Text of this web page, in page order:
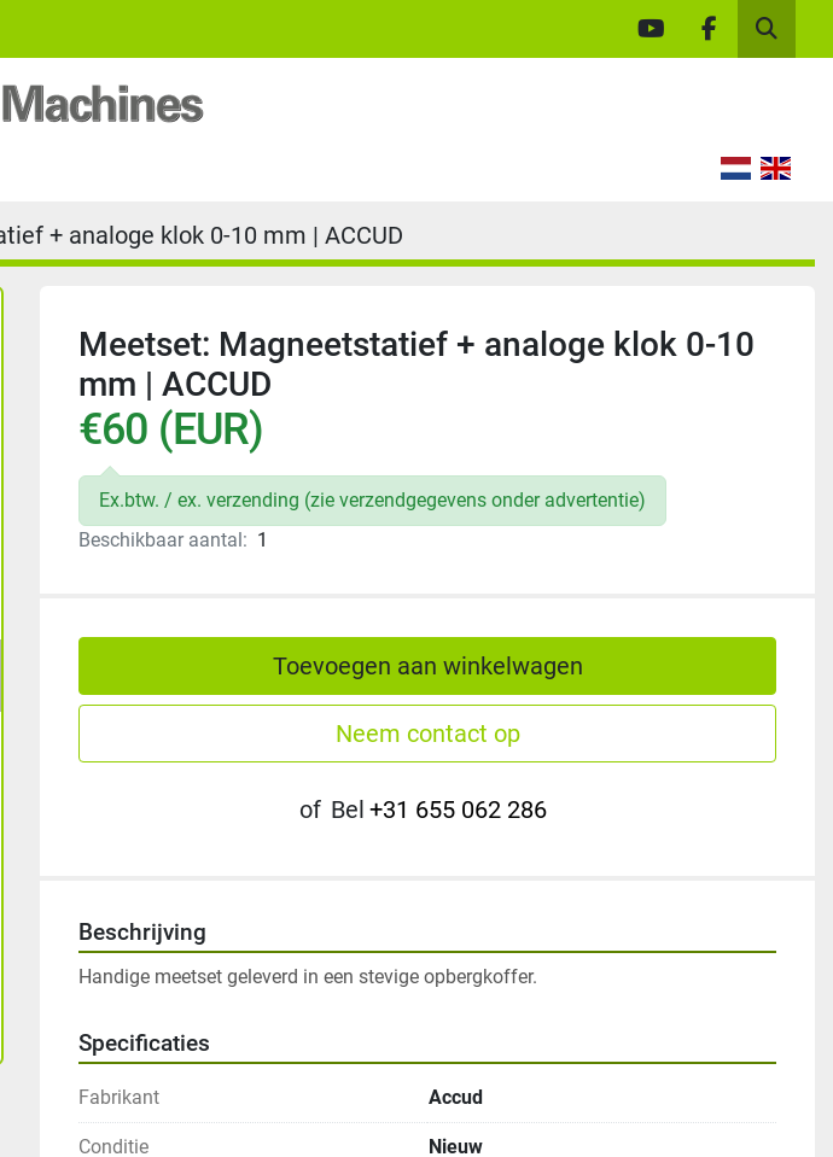
youtubefacebook
Zoek
+ analoge klok 0-10 mm | ACCUD
Meetset: Magneetstatief + analoge klok 0-10
mm | ACCUD
€60 (EUR)
Ex.btw. / ex. verzending (zie verzendgegevens onder advertentie)
Beschikbaar aantal: 1
Toevoegen aan winkelwagen
Neem contact op
of Bel +31 655 062 286
Beschrijving
Handige meetset geleverd in een stevige opbergkoffer.
Specificaties
Fabrikant Accud
Conditie Nieuw